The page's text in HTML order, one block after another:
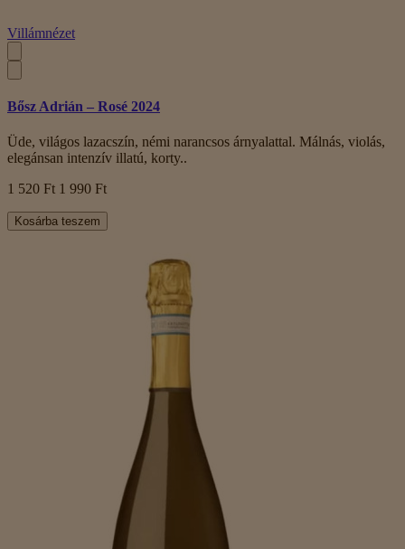
Villámnézet
Bősz Adrián – Rosé 2024
Üde, világos lazacszín, némi narancsos árnyalattal. Málnás, violás,
elegánsan intenzív illatú, korty..
1 520 Ft 1 990 Ft
Kosárba teszem